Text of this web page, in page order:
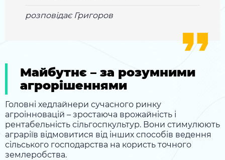
розповідає Григоров
Майбутнє – за розумними
агрорішеннями
Головні хедлайнери сучасного ринку
агроінновацій – зростаюча врожайність і
рентабельність сільгоспкультур. Вони стимулюють
аграріїв відмовитися від інших способів ведення
сільського господарства на користь точного
землеробства.